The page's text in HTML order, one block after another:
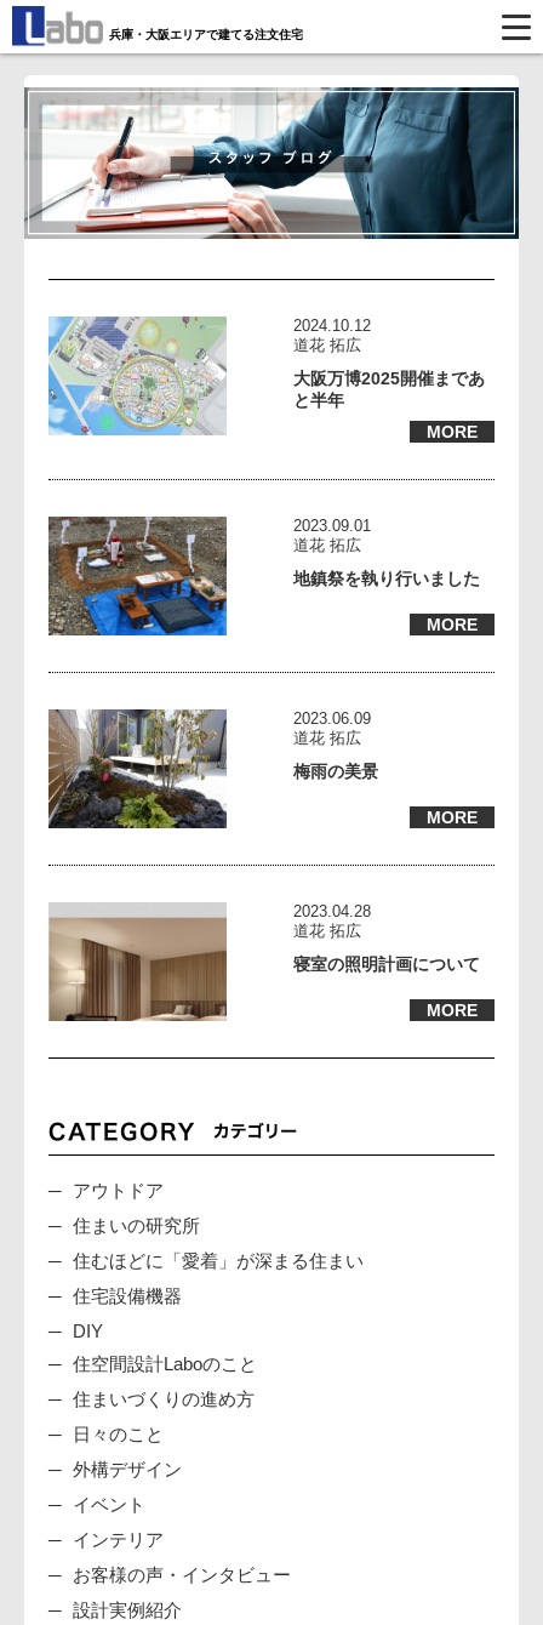
兵庫・大阪エリアで建てる注文住宅
2024.10.12
道花 拓広
大阪万博2025開催まであ
と半年
MORE
2023.09.01
道花 拓広
地鎮祭を執り行いました
MORE
2023.06.09
道花 拓広
梅雨の美景
MORE
2023.04.28
道花 拓広
寝室の照明計画について
MORE
アウトドア
住まいの研究所
住むほどに「愛着」が深まる住まい
住宅設備機器
DIY
住空間設計Laboのこと
住まいづくりの進め方
日々のこと
外構デザイン
イベント
インテリア
お客様の声・インタビュー
設計実例紹介